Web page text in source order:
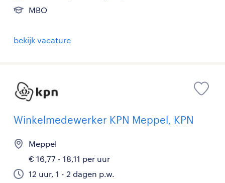
MBO
bekijk vacature
Winkelmedewerker KPN Meppel, KPN
Meppel
€ 16,77 - 18,11 per uur
12 uur, 1 - 2 dagen p.w.